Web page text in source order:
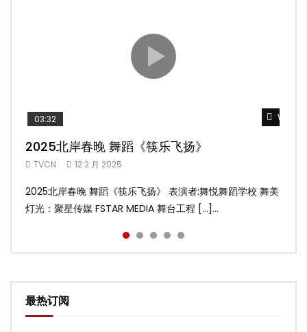
Watch
03:32
2025北岸春晚 舞蹈《筷乐飞扬》
TVCN 12 2 月 2025
2025北岸春晚 舞蹈《筷乐飞扬》 表演者:舞悦舞蹈学校 舞美
灯光：聚星传媒 FSTAR MEDIA 舞台工程 […]...
Watch
02:58
2025北岸春晚 舞蹈《乌兰巴托的夜》
TVCN 12 2 月 2025
2025北岸春晚 舞蹈《乌兰巴托的夜》 表演者:飞扬舞蹈团 舞
美灯光：聚星传媒 FSTAR MEDIA 舞台工 […]...
Watch
04:19
2025北岸春晚 古典舞《雨后》
TVCN 12 2 月 2025
2025北岸春晚 古典舞《雨后》 表演者:洪杰舞蹈学院 舞美灯
光：聚星传媒 FSTAR MEDIA 舞台工程： […]...
Watch
05:13
2025北岸春晚 傣族舞蹈《水的女儿》
TVCN 12 2 月 2025
2025北岸春晚 傣族舞蹈《水的女儿》 表演者:洪杰舞蹈学院
舞美灯光：聚星传媒 FSTAR MEDIA 舞台 […]...
Watch
03:45
2025北岸春晚 舞蹈《十八焕蝶》
TVCN 9 2 月 2025
2025北岸春晚 舞蹈《十八焕蝶》 表演者:舞悦舞蹈学校 舞美
灯光：聚星传媒 FSTAR MEDIA 舞台工程 […]...
最热订阅